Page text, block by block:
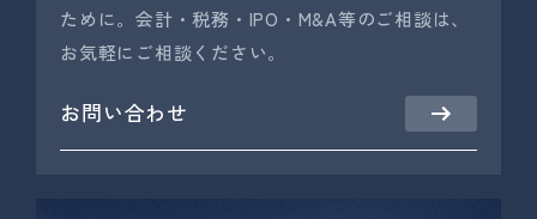
ために。会計・税務・IPO・M&A等のご相談は、
お気軽にご相談ください。
お問い合わせ